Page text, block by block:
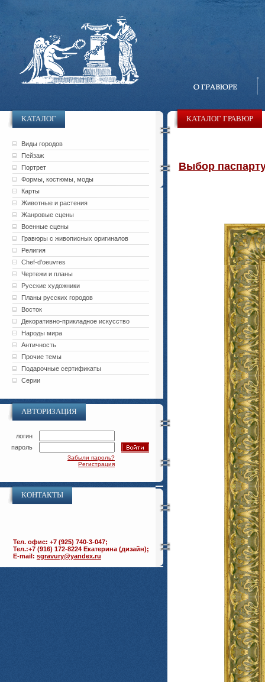
КАТАЛОГ
Виды городов
Пейзаж
Портрет
Формы, костюмы, моды
Карты
Животные и растения
Жанровые сцены
Военные сцены
Гравюры с живописных оригиналов
Религия
Chef-d'oeuvres
Чертежи и планы
Русские художники
Планы русских городов
Восток
Декоративно-прикладное искусство
Народы мира
Античность
Прочие темы
Подарочные сертификаты
Серии
АВТОРИЗАЦИЯ
логин
пароль
Забыли пароль?
Регистрация
КОНТАКТЫ
Тел. офис: +7 (925) 740-3-047;
Тел.:+7 (916) 172-8224 Екатерина (дизайн);
E-mail: sgravury@yandex.ru
КАТАЛОГ ГРАВЮР
Выбор